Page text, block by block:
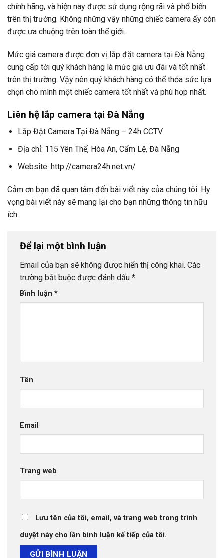
chính hãng, và hiện nay được sử dụng rộng rãi và phổ biến
trên thị trường. Không những vậy những chiếc camera ấy còn
được ưa chuộng trên toàn thế giới.
Mức giá camera được đơn vị lắp đặt camera tại Đà Nẵng
cung cấp tới quý khách hàng là mức giá ưu đãi và tốt nhất
trên thị trường. Vậy nên quý khách hàng có thể thỏa sức lựa
chọn cho mình một chiếc camera tốt nhất và phù hợp nhất.
Liên hệ lắp camera tại Đà Nẵng
Lắp Đặt Camera Tại Đà Nẵng – 24h CCTV
Địa chỉ: 115 Yên Thế, Hòa An, Cẩm Lệ, Đà Nẵng
Website: http://camera24h.net.vn/
Cảm ơn bạn đã quan tâm đến bài viết này của chúng tôi. Hy
vọng bài viết này sẽ mang lại cho bạn những thông tin hữu
ích.
Để lại một bình luận
Email của bạn sẽ không được hiển thị công khai. Các
trường bắt buộc được đánh dấu *
Bình luận *
Tên
Email
Trang web
Lưu tên của tôi, email, và trang web trong trình
duyệt này cho lần bình luận kế tiếp của tôi.